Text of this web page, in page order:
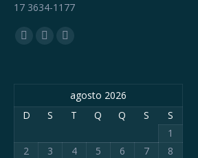
17 3634-1177
Encontre-nos em:
Facebook
new
YouTube
new
Whatsapp
in
new
agosto 2026
D
S T Q Q S
S
1
2
3 4 5 6 7
8